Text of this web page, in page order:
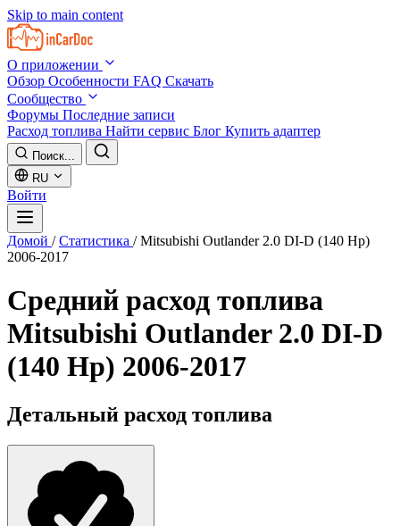
Skip to main content
О приложении
Обзор Особенности FAQ Скачать
Сообщество
Форумы Последние записи
Расход топлива Найти сервис Блог Купить адаптер
Поиск...
RU
Войти
Домой / Статистика / Mitsubishi Outlander 2.0 DI-D (140 Hp)
2006-2017
Средний расход топлива
Mitsubishi Outlander 2.0 DI-D
(140 Hp) 2006-2017
Детальный расход топлива